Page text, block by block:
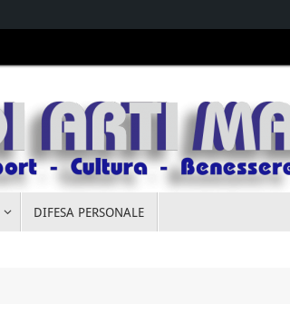
DIFESA PERSONALE